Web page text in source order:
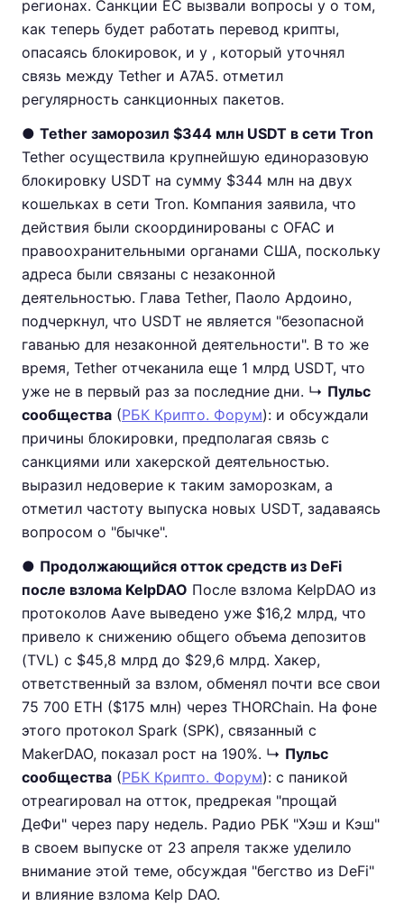
регионах. Санкции ЕС вызвали вопросы у о том,
как теперь будет работать перевод крипты,
опасаясь блокировок, и у , который уточнял
связь между Tether и A7A5. отметил
регулярность санкционных пакетов.
● Tether заморозил $344 млн USDT в сети Tron
Tether осуществила крупнейшую единоразовую
блокировку USDT на сумму $344 млн на двух
кошельках в сети Tron. Компания заявила, что
действия были скоординированы с OFAC и
правоохранительными органами США, поскольку
адреса были связаны с незаконной
деятельностью. Глава Tether, Паоло Ардоино,
подчеркнул, что USDT не является "безопасной
гаванью для незаконной деятельности". В то же
время, Tether отчеканила еще 1 млрд USDT, что
уже не в первый раз за последние дни. ↳ Пульс
сообщества (РБК Крипто. Форум): и обсуждали
причины блокировки, предполагая связь с
санкциями или хакерской деятельностью.
выразил недоверие к таким заморозкам, а
отметил частоту выпуска новых USDT, задаваясь
вопросом о "бычке".
● Продолжающийся отток средств из DeFi
после взлома KelpDAO После взлома KelpDAO из
протоколов Aave выведено уже $16,2 млрд, что
привело к снижению общего объема депозитов
(TVL) с $45,8 млрд до $29,6 млрд. Хакер,
ответственный за взлом, обменял почти все свои
75 700 ETH ($175 млн) через THORChain. На фоне
этого протокол Spark (SPK), связанный с
MakerDAO, показал рост на 190%. ↳ Пульс
сообщества (РБК Крипто. Форум): с паникой
отреагировал на отток, предрекая "прощай
ДеФи" через пару недель. Радио РБК "Хэш и Кэш"
в своем выпуске от 23 апреля также уделило
внимание этой теме, обсуждая "бегство из DeFi"
и влияние взлома Kelp DAO.